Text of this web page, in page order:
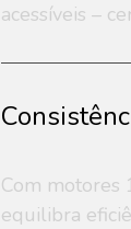
acessíveis –
Com motores
equilibra